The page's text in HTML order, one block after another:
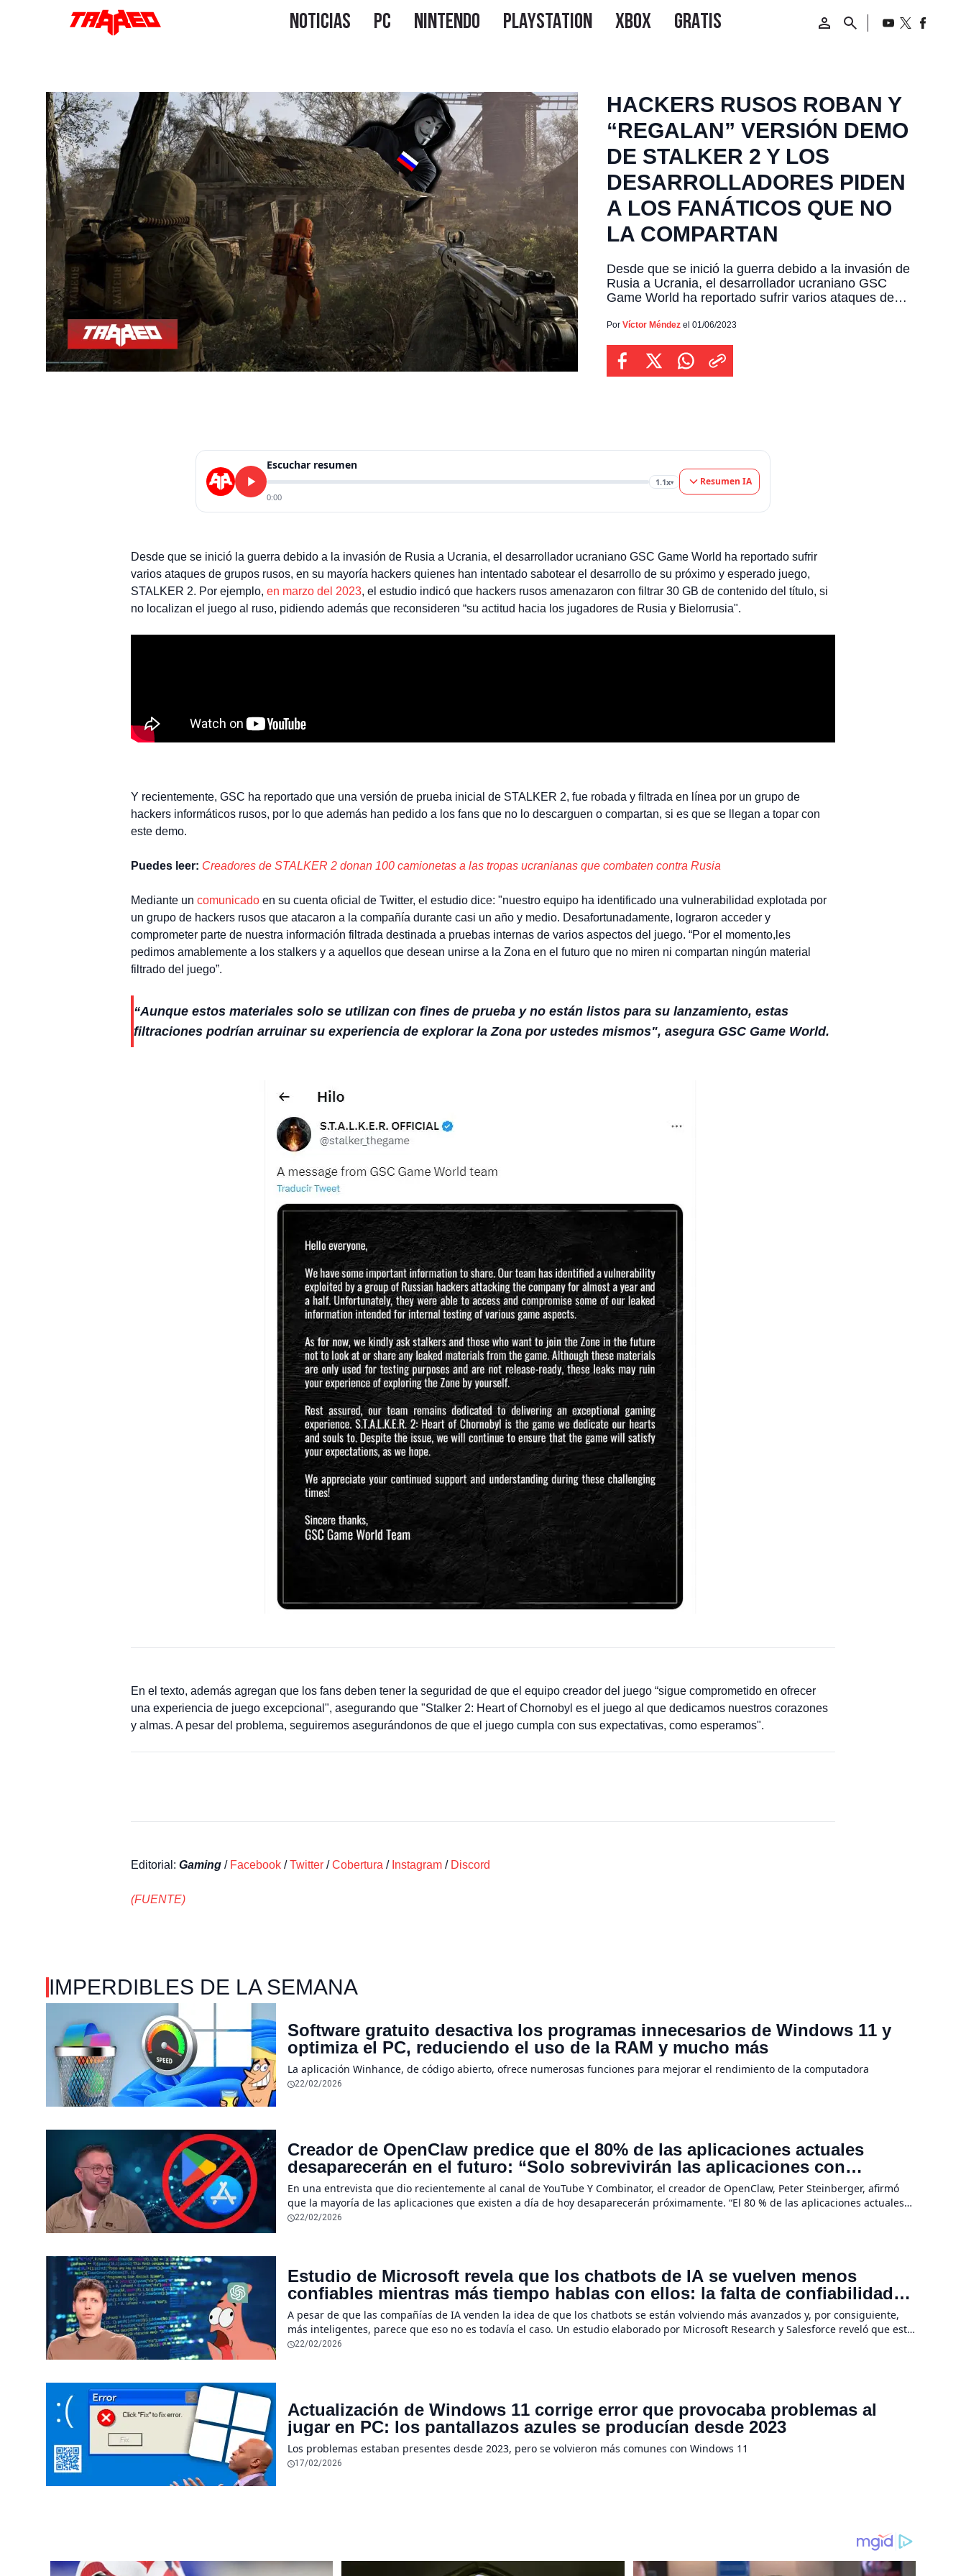
HACKERS RUSOS ROBAN Y
“REGALAN” VERSIÓN DEMO
DE STALKER 2 Y LOS
DESARROLLADORES PIDEN
A LOS FANÁTICOS QUE NO
LA COMPARTAN
Desde que se inició la guerra debido a la invasión de
Rusia a Ucrania, el desarrollador ucraniano GSC
Game World ha reportado sufrir varios ataques de
intentado sabotear el desarrollo de su próximo y
del 2023, el estudio indicó […]
Por Víctor Méndez el 01/06/2023
Escuchar resumen
1.1x▾
0:00
Resumen IA
Desde que se inició la guerra debido a la invasión de Rusia a Ucrania, el desarrollador ucraniano GSC Game World ha reportado sufrir
varios ataques de grupos rusos, en su mayoría hackers quienes han intentado sabotear el desarrollo de su próximo y esperado juego,
STALKER 2. Por ejemplo, en marzo del 2023, el estudio indicó que hackers rusos amenazaron con filtrar 30 GB de contenido del título, si
no localizan el juego al ruso, pidiendo además que reconsideren “su actitud hacia los jugadores de Rusia y Bielorrusia".
Y recientemente, GSC ha reportado que una versión de prueba inicial de STALKER 2, fue robada y filtrada en línea por un grupo de
hackers informáticos rusos, por lo que además han pedido a los fans que no lo descarguen o compartan, si es que se llegan a topar con
este demo.
Puedes leer: Creadores de STALKER 2 donan 100 camionetas a las tropas ucranianas que combaten contra Rusia
Mediante un comunicado en su cuenta oficial de Twitter, el estudio dice: "nuestro equipo ha identificado una vulnerabilidad explotada por
un grupo de hackers rusos que atacaron a la compañía durante casi un año y medio. Desafortunadamente, lograron acceder y
comprometer parte de nuestra información filtrada destinada a pruebas internas de varios aspectos del juego. “Por el momento,les
pedimos amablemente a los stalkers y a aquellos que desean unirse a la Zona en el futuro que no miren ni compartan ningún material
filtrado del juego”.
“Aunque estos materiales solo se utilizan con fines de prueba y no están listos para su lanzamiento, estas
filtraciones podrían arruinar su experiencia de explorar la Zona por ustedes mismos", asegura GSC Game World.
En el texto, además agregan que los fans deben tener la seguridad de que el equipo creador del juego “sigue comprometido en ofrecer
una experiencia de juego excepcional", asegurando que "Stalker 2: Heart of Chornobyl es el juego al que dedicamos nuestros corazones
y almas. A pesar del problema, seguiremos asegurándonos de que el juego cumpla con sus expectativas, como esperamos".
Editorial: Gaming / Facebook /Twitter /Cobertura / Instagram / Discord
(FUENTE)
IMPERDIBLES DE LA SEMANA
Software gratuito desactiva los programas innecesarios de Windows 11 y
optimiza el PC, reduciendo el uso de la RAM y mucho más
La aplicación Winhance, de código abierto, ofrece numerosas funciones para mejorar el rendimiento de la computadora
22/02/2026
Creador de OpenClaw predice que el 80% de las aplicaciones actuales
desaparecerán en el futuro: “Solo sobrevivirán las aplicaciones con
sensores únicos o conexiones especiales a hardware
En una entrevista que dio recientemente al canal de YouTube Y Combinator, el creador de OpenClaw, Peter Steinberger, afirmó
que la mayoría de las aplicaciones que existen a día de hoy desaparecerán próximamente. “El 80 % de las aplicaciones actuales
desaparecerán por completo”, declaró Steinberger, quien asegura que la revolución de la IA no se […]
22/02/2026
Estudio de Microsoft revela que los chatbots de IA se vuelven menos
confiables mientras más tiempo hablas con ellos: la falta de confiabilidad
sube un 112%
A pesar de que las compañías de IA venden la idea de que los chatbots se están volviendo más avanzados y, por consiguiente,
más inteligentes, parece que eso no es todavía el caso. Un estudio elaborado por Microsoft Research y Salesforce reveló que estas
herramientas a menudo se suelen “perder en la conversación” cuando sus tareas se […]
22/02/2026
Actualización de Windows 11 corrige error que provocaba problemas al
jugar en PC: los pantallazos azules se producían desde 2023
Los problemas estaban presentes desde 2023, pero se volvieron más comunes con Windows 11
17/02/2026